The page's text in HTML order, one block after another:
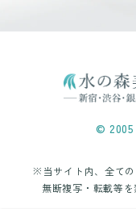
©
※当サイト内、全て
無断複写・転載等を